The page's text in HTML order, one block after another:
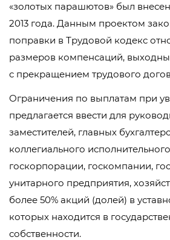
«золотых парашютов» был
2013 года. Данным проектом
поправки в Трудовой кодекс
размеров компенсаций,
с прекращением трудового
Ограничения по выплатам при
предлагается ввести для
заместителей, главных
коллегиального
госкорпорации, госкомпании,
унитарного предприятия,
более 50% акций (долей) в
которых находится в
собственности.